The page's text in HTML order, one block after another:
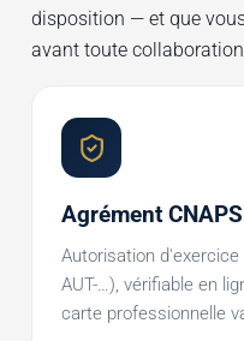
disposition — et que
avant toute
Agrément CNAPS
Autorisation
AUT-…), vérifiable en
carte professionnelle